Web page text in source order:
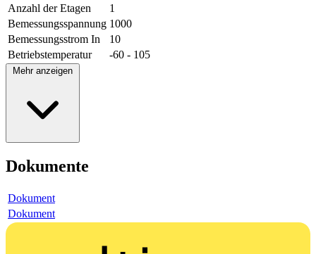
Anzahl der Etagen
1
Bemessungsspannung 1000
Bemessungsstrom In
10
Betriebstemperatur
-60 - 105
Mehr anzeigen
Dokumente
Dokument
Dokument